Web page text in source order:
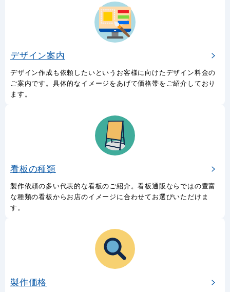
デザイン案内
デザイン作成も依頼したいというお客様に向けたデザイン料金の
ご案内です。具体的なイメージをあげて価格帯をご紹介しており
ます。
看板の種類
製作依頼の多い代表的な看板のご紹介。看板通販ならではの豊富
な種類の看板からお店のイメージに合わせてお選びいただけま
す。
製作価格